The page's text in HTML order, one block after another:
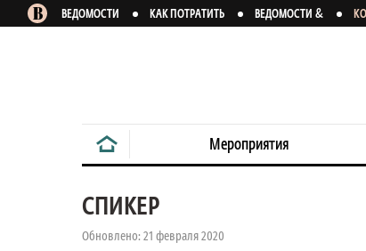
ВЕДОМОСТИ КАК ПОТРАТИТЬ ВЕДОМОСТИ &
Мероприятия
СПИКЕР
Обновлено: 21 февраля 2020